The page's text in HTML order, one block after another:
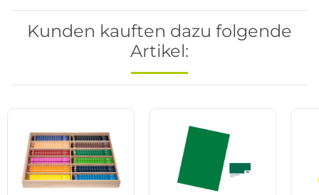
Kunden kauften dazu folgende
Artikel: